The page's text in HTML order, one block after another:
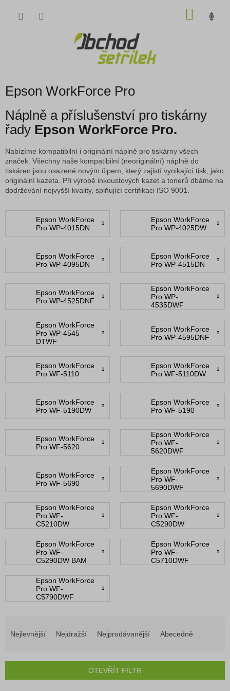
Epson WorkForce Pro
Náplně a příslušenství pro tiskárny
řady Epson WorkForce Pro.
Nabízíme kompatibilní i originální náplně pro tiskárny všech
značek. Všechny naše kompatibilní (neoriginální) náplně do
tiskáren jsou osazené novým čipem, který zajistí vynikající tisk, jako
originální kazeta. Při výrobě inkoustových kazet a tonerů dbáme na
dodržování nejvyšší kvality, splňující certifikaci ISO 9001.
Epson WorkForce
Pro WP-4015DN
Epson WorkForce
Pro WP-4025DW
Epson WorkForce
Pro WP-4095DN
Epson WorkForce
Pro WP-4515DN
Epson WorkForce
Pro WP-4525DNF
Epson WorkForce
Pro WP-
4535DWF
Epson WorkForce
Pro WP-4545
DTWF
Epson WorkForce
Pro WP-4595DNF
Epson WorkForce
Pro WF-5110
Epson WorkForce
Pro WF-5110DW
Epson WorkForce
Pro WF-5190DW
Epson WorkForce
Pro WF-5190
Epson WorkForce
Pro WF-5620
Epson WorkForce
Pro WF-
5620DWF
Epson WorkForce
Pro WF-5690
Epson WorkForce
Pro WF-
5690DWF
Epson WorkForce
Pro WF-
C5210DW
Epson WorkForce
Pro WF-
C5290DW
Epson WorkForce
Pro WF-
C5290DW BAM
Epson WorkForce
Pro WF-
C5710DWF
Epson WorkForce
Pro WF-
C5790DWF
í
Nejlevnější Nejdražší Nejprodávanější Abecedně
OTEVŘÍT FILTR